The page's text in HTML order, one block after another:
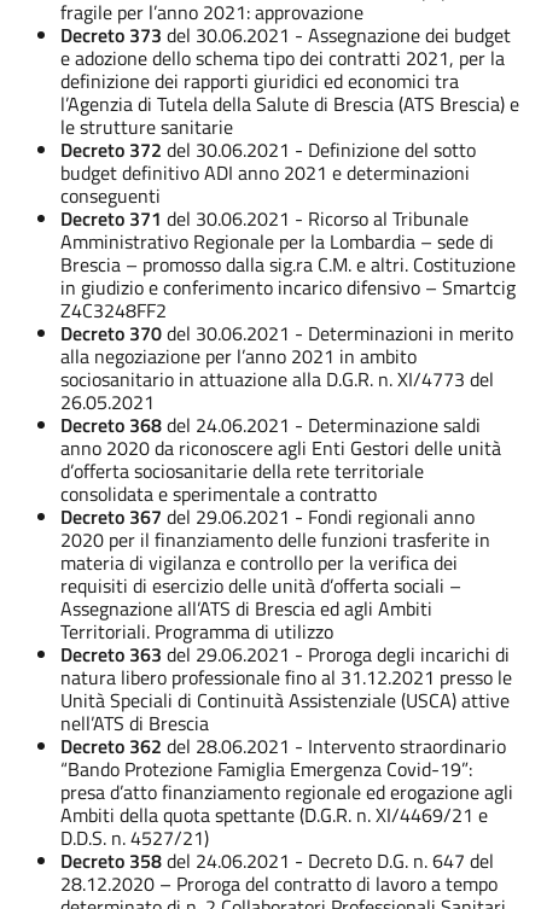
fragile per l’anno 2021: approvazione
Decreto 373 del 30.06.2021 - Assegnazione dei budget
e adozione dello schema tipo dei contratti 2021, per la
definizione dei rapporti giuridici ed economici tra
l’Agenzia di Tutela della Salute di Brescia (ATS Brescia) e
le strutture sanitarie
Decreto 372 del 30.06.2021 - Definizione del sotto
budget definitivo ADI anno 2021 e determinazioni
conseguenti
Decreto 371 del 30.06.2021 - Ricorso al Tribunale
Amministrativo Regionale per la Lombardia – sede di
Brescia – promosso dalla sig.ra C.M. e altri. Costituzione
in giudizio e conferimento incarico difensivo – Smartcig
Z4C3248FF2
Decreto 370del 30.06.2021 - Determinazioni in merito
alla negoziazione per l’anno 2021 in ambito
sociosanitario in attuazione alla D.G.R. n. XI/4773 del
26.05.2021
Decreto 368del 24.06.2021 - Determinazione saldi
anno 2020 da riconoscere agli Enti Gestori delle unità
d’offerta sociosanitarie della rete territoriale
consolidata e sperimentale a contratto
Decreto 367 del 29.06.2021 - Fondi regionali anno
2020 per il finanziamento delle funzioni trasferite in
materia di vigilanza e controllo per la verifica dei
requisiti di esercizio delle unità d’offerta sociali –
Assegnazione all’ATS di Brescia ed agli Ambiti
Territoriali. Programma di utilizzo
Decreto 363 del 29.06.2021 - Proroga degli incarichi di
natura libero professionale fino al 31.12.2021 presso le
Unità Speciali di Continuità Assistenziale (USCA) attive
nell’ATS di Brescia
Decreto 362 del 28.06.2021 - Intervento straordinario
“Bando Protezione Famiglia Emergenza Covid-19”:
presa d’atto finanziamento regionale ed erogazione agli
Ambiti della quota spettante (D.G.R. n. XI/4469/21 e
D.D.S. n. 4527/21)
Decreto 358del 24.06.2021 - Decreto D.G. n. 647 del
28.12.2020 – Proroga del contratto di lavoro a tempo